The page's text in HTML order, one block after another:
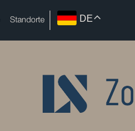
Standorte DE